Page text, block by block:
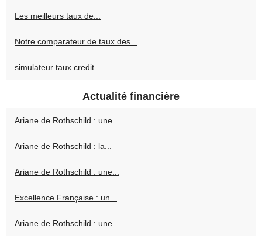
Les meilleurs taux de...
Notre comparateur de taux des...
simulateur taux credit
Actualité financière
Ariane de Rothschild : une...
Ariane de Rothschild : la...
Ariane de Rothschild : une...
Excellence Française : un...
Ariane de Rothschild : une...